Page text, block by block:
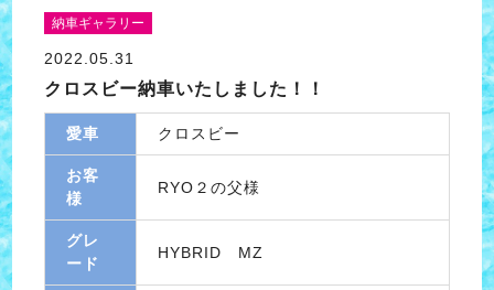
納車ギャラリー
2022.05.31
クロスビー納車いたしました！！
愛車 クロスビー
お客
様
RYO２の父様
グレ
ード
HYBRID MZ